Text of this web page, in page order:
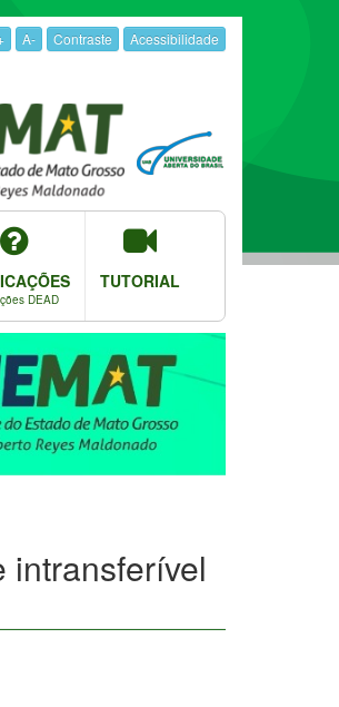
A- Contraste Acessibilidade
DEAD
TUTORIAL
intransferível